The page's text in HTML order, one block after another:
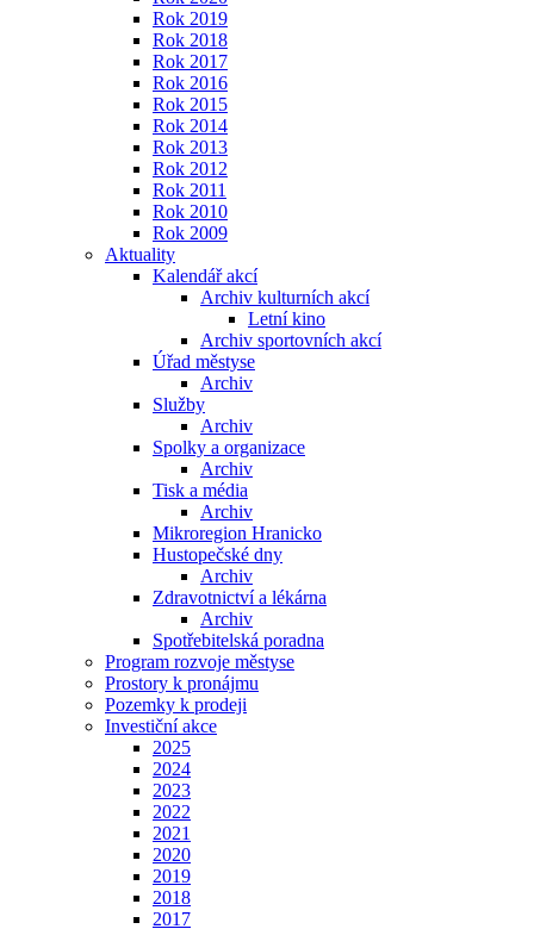
Rok 2019
Rok 2018
Rok 2017
Rok 2016
Rok 2015
Rok 2014
Rok 2013
Rok 2012
Rok 2011
Rok 2010
Rok 2009
Aktuality
Kalendář akcí
Archiv kulturních akcí
Letní kino
Archiv sportovních akcí
Úřad městyse
Archiv
Služby
Archiv
Spolky a organizace
Archiv
Tisk a média
Archiv
Mikroregion Hranicko
Hustopečské dny
Archiv
Zdravotnictví a lékárna
Archiv
Spotřebitelská poradna
Program rozvoje městyse
Prostory k pronájmu
Pozemky k prodeji
Investiční akce
2025
2024
2023
2022
2021
2020
2019
2018
2017